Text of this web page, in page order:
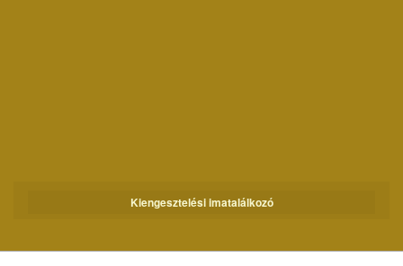
Kiengesztelési imatalálkozó